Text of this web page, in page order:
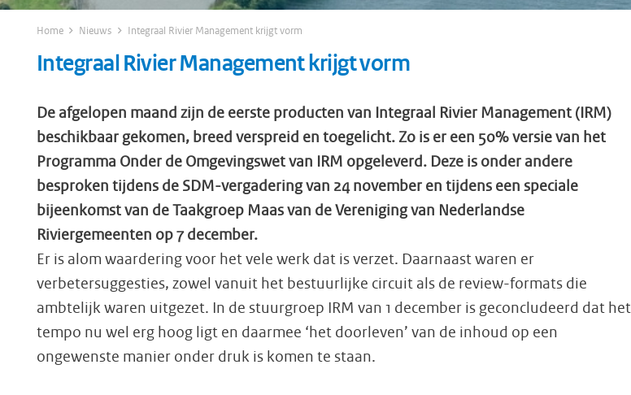
Home Nieuws Integraal Rivier Management krijgt vorm
Integraal Rivier Management krijgt vorm
De afgelopen maand zijn de eerste producten van Integraal Rivier Management (IRM)
beschikbaar gekomen, breed verspreid en toegelicht. Zo is er een 50% versie van het
Programma Onder de Omgevingswet van IRM opgeleverd. Deze is onder andere
besproken tijdens de SDM-vergadering van 24 november en tijdens een speciale
bijeenkomst van de Taakgroep Maas van de Vereniging van Nederlandse
Riviergemeenten op 7 december.
Er is alom waardering voor het vele werk dat is verzet. Daarnaast waren er
verbetersuggesties, zowel vanuit het bestuurlijke circuit als de review-formats die
ambtelijk waren uitgezet. In de stuurgroep IRM van 1 december is geconcludeerd dat het
tempo nu wel erg hoog ligt en daarmee ‘het doorleven’ van de inhoud op een
ongewenste manier onder druk is komen te staan.